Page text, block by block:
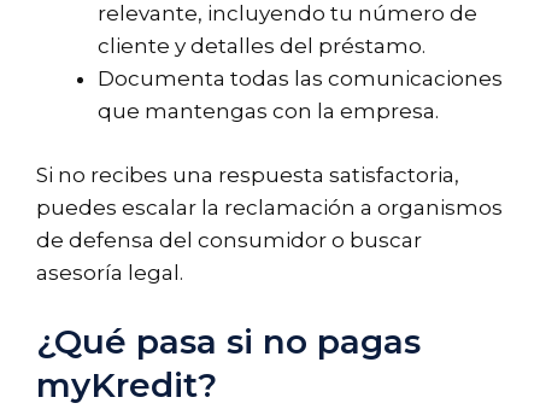
relevante, incluyendo tu número de
cliente y detalles del préstamo.
Documenta todas las comunicaciones
que mantengas con la empresa.
Si no recibes una respuesta satisfactoria,
puedes escalar la reclamación a organismos
de defensa del consumidor o buscar
asesoría legal.
¿Qué pasa si no pagas
myKredit?